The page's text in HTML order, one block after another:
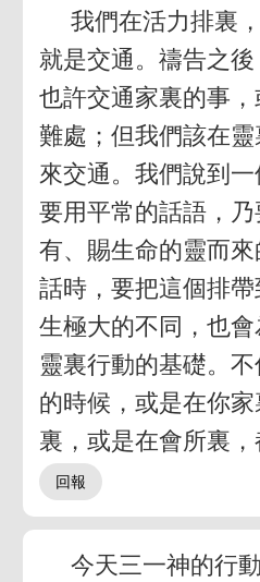
我們在活力排裏
就是交通。禱告之後
也許交通家裏的事
難處；但我們該在
來交通。我們說到
要用平常的話語，
有、賜生命的靈而
話時，要把這個排
生極大的不同，也
靈裏行動的基礎。
的時候，或是在你
裏，或是在會所裏，
今天三一神的行